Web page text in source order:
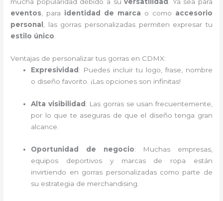
eventos , para identidad de marca o como accesorio
personal
, las gorras personalizadas permiten expresar tu
estilo único
Ventajas de personalizar tus gorras en CDMX:
Expresividad : Puedes incluir tu logo, frase, nombre
o diseño favorito. ¡Las opciones son infinitas!
Alta visibilidad : Las gorras se usan frecuentemente,
por lo que te aseguras de que el diseño tenga gran
alcance.
Oportunidad de negocio: Muchas empresas,
equipos deportivos y marcas de ropa están
invirtiendo en gorras personalizadas como parte de
su estrategia de merchandising.